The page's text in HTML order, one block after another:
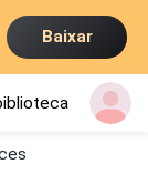
Baixar